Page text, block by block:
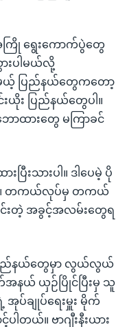
ြို ရွေးကောက်ပွဲတွေ
းပါမယ်လို့
ယ့် ပြည်နယ်တွေကတော့
း ပြည်နယ်တွေပါ။
ထားတွေ မကြာခင်
းသားပါ။ ဒါပေမဲ့ ပို
း။ တကယ်လုပ်မှ တကယ်
င်းတဲ့ အခွင့်အလမ်းတွေရ
ြည်နယ်တွေမှာ လွယ်လွယ်
အနယ် ယှဉ်ပြိုင်ပြီးမှ သူ
ပ်ချုပ်ရေးမှူး မိုက်
ယ်။ ဗာဂျီးနီးယား